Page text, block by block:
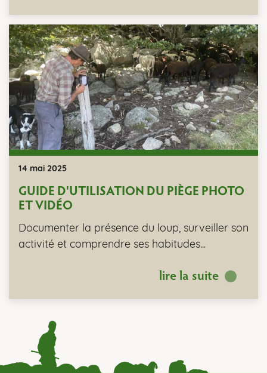
14 mai 2025
GUIDE D'UTILISATION DU PIÈGE PHOTO
ET VIDÉO
Documenter la présence du loup, surveiller son
activité et comprendre ses habitudes...
lire la suite